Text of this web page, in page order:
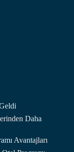
Daha
Avantajları